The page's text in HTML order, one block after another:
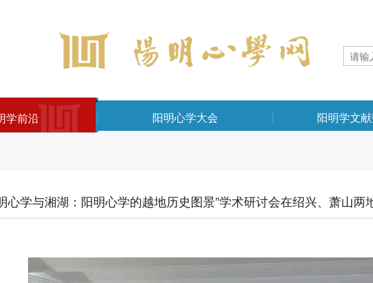
学前沿 阳明心学大会 阳明学文
心学与湘湖：阳明心学的越地历史图景”学术研讨会在绍兴、萧山两